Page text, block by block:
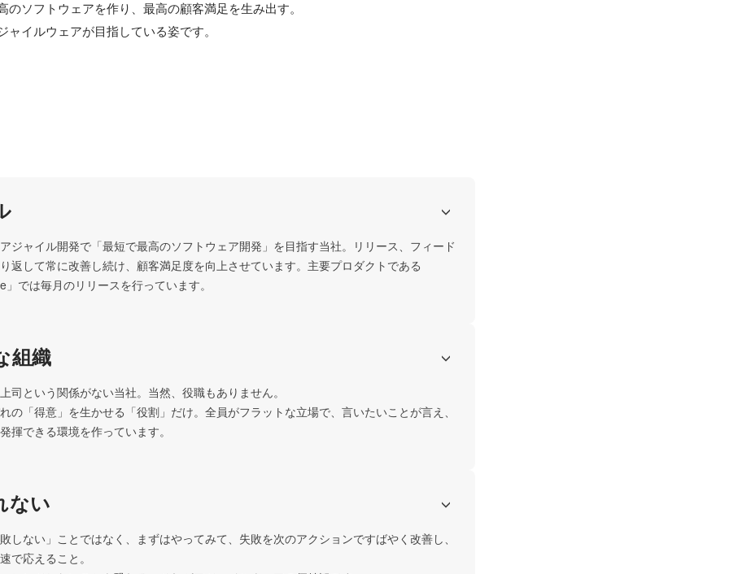
のソフトウェアを作り、最高の顧客満足を生み出す。
ャイルウェアが目指している姿です。
ジャイル開発で「最短で最高のソフトウェア開発」を目指す当社。リリース、フィード
返して常に改善し続け、顧客満足度を向上させています。主要プロダクトである
では毎月のリリースを行っています。
組織
司という関係がない当社。当然、役職もありません。
の「得意」を生かせる「役割」だけ。全員がフラットな立場で、言いたいことが言え、
揮できる環境を作っています。
ない
しない」ことではなく、まずはやってみて、失敗を次のアクションですばやく改善し、
で応えること。